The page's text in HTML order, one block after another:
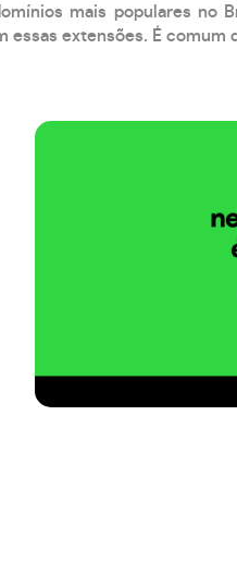
mais populares no
essas extensões. É